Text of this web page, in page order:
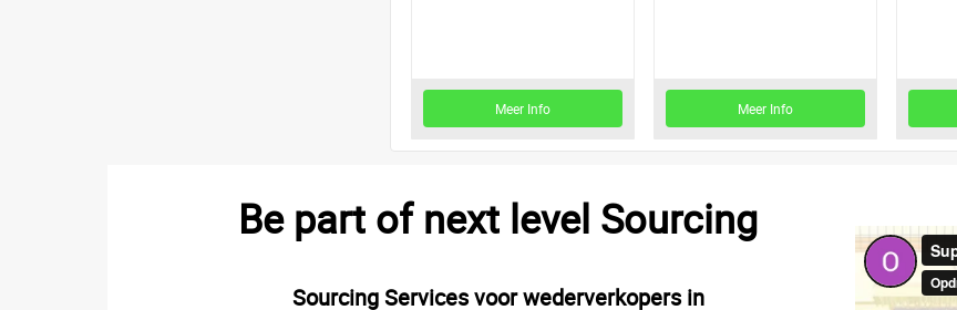
Meer Info Meer Info
Be part of next level Sourcing
Sourcing Services voor wederverkopers in